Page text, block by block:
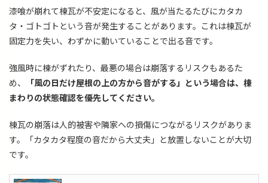
漆喰が崩れて棟瓦が不安定になると、風が当たるたびにカタカ
タ・ゴトゴトという音が発生することがあります。これは棟瓦が
固定力を失い、わずかに動いていることで出る音です。
強風時に棟がずれたり、最悪の場合は崩落するリスクもあるた
め、
「風の日だけ屋根の上の方から音がする」という場合は、棟
まわりの状態確認を優先してください。
棟瓦の崩落は人的被害や隣家への損傷につながるリスクがありま
す。「カタカタ程度の音だから大丈夫」と放置しないことが大切
です。